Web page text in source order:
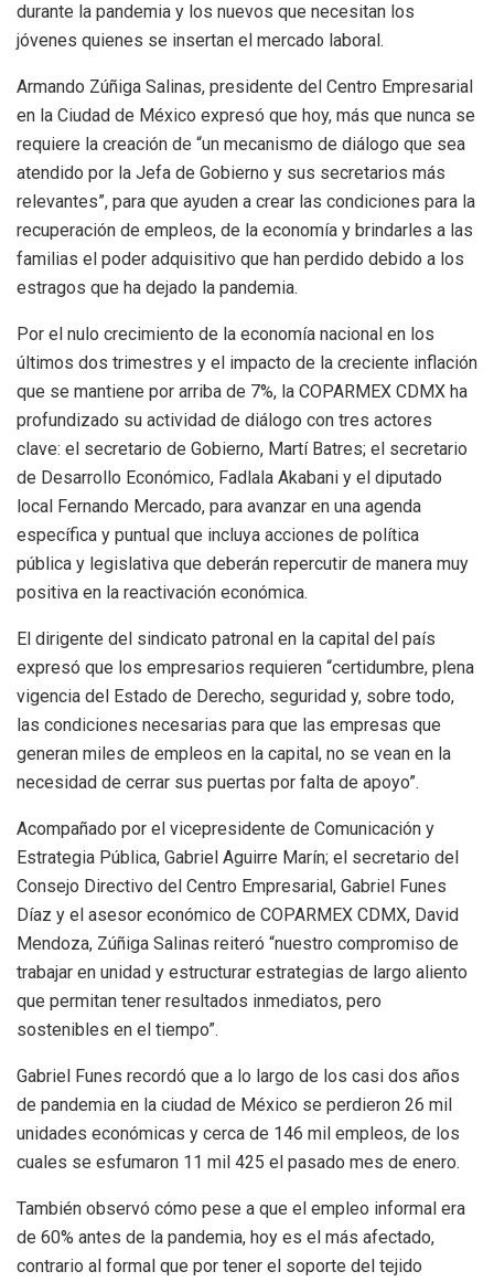
durante la pandemia y los nuevos que necesitan los
jóvenes quienes se insertan el mercado laboral.
Armando Zúñiga Salinas, presidente del Centro Empresarial
en la Ciudad de México expresó que hoy, más que nunca se
requiere la creación de “un mecanismo de diálogo que sea
atendido por la Jefa de Gobierno y sus secretarios más
relevantes”, para que ayuden a crear las condiciones para la
recuperación de empleos, de la economía y brindarles a las
familias el poder adquisitivo que han perdido debido a los
estragos que ha dejado la pandemia.
Por el nulo crecimiento de la economía nacional en los
últimos dos trimestres y el impacto de la creciente inflación
que se mantiene por arriba de 7%, la COPARMEX CDMX ha
profundizado su actividad de diálogo con tres actores
clave: el secretario de Gobierno, Martí Batres; el secretario
de Desarrollo Económico, Fadlala Akabani y el diputado
local Fernando Mercado, para avanzar en una agenda
específica y puntual que incluya acciones de política
pública y legislativa que deberán repercutir de manera muy
positiva en la reactivación económica.
El dirigente del sindicato patronal en la capital del país
expresó que los empresarios requieren “certidumbre, plena
vigencia del Estado de Derecho, seguridad y, sobre todo,
las condiciones necesarias para que las empresas que
generan miles de empleos en la capital, no se vean en la
necesidad de cerrar sus puertas por falta de apoyo”.
Acompañado por el vicepresidente de Comunicación y
Estrategia Pública, Gabriel Aguirre Marín; el secretario del
Consejo Directivo del Centro Empresarial, Gabriel Funes
Díaz y el asesor económico de COPARMEX CDMX, David
Mendoza, Zúñiga Salinas reiteró “nuestro compromiso de
trabajar en unidad y estructurar estrategias de largo aliento
que permitan tener resultados inmediatos, pero
sostenibles en el tiempo”.
Gabriel Funes recordó que a lo largo de los casi dos años
de pandemia en la ciudad de México se perdieron 26 mil
unidades económicas y cerca de 146 mil empleos, de los
cuales se esfumaron 11 mil 425 el pasado mes de enero.
También observó cómo pese a que el empleo informal era
de 60% antes de la pandemia, hoy es el más afectado,
contrario al formal que por tener el soporte del tejido